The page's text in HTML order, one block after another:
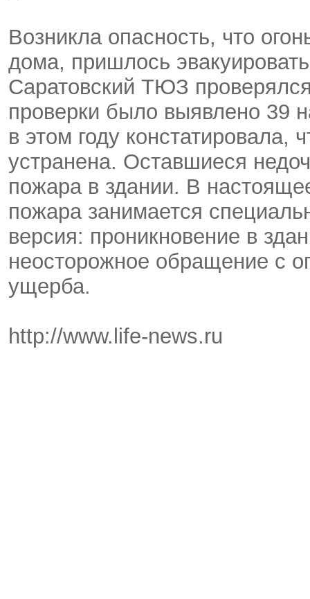
Возникла опасность, что
дома, пришлось
Саратовский ТЮЗ
проверки было выявлено 39
в этом году
устранена. Оставшиеся
пожара в здании. В
пожара занимается
версия: проникновение в
неосторожное обращение с
ущерба.
http://www.life-news.ru